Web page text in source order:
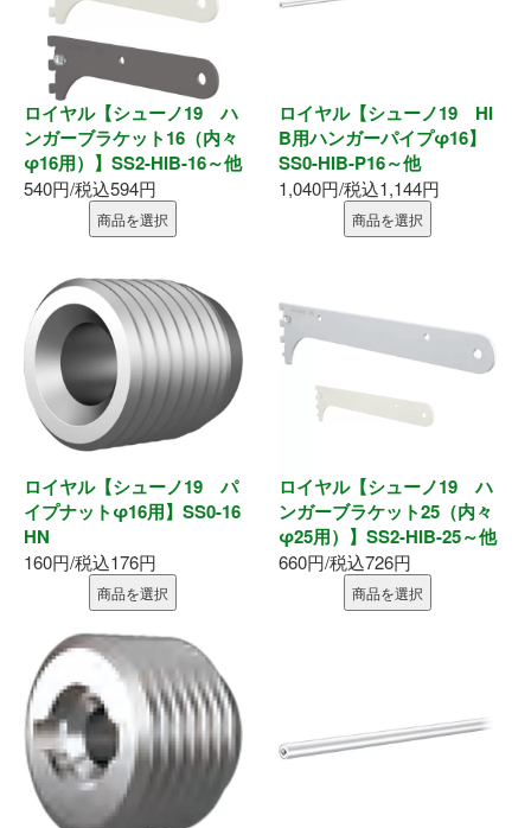
ロイヤル【シューノ19 ハ
ンガーブラケット16（内々
φ16用）】SS2-HIB-16～他
540円/税込594円
商品を選択
ロイヤル【シューノ19 HI
B用ハンガーパイプφ16】
SS0-HIB-P16～他
1,040円/税込1,144円
商品を選択
ロイヤル【シューノ19 パ
イプナットφ16用】SS0-16
HN
160円/税込176円
商品を選択
ロイヤル【シューノ19 ハ
ンガーブラケット25（内々
φ25用）】SS2-HIB-25～他
660円/税込726円
商品を選択